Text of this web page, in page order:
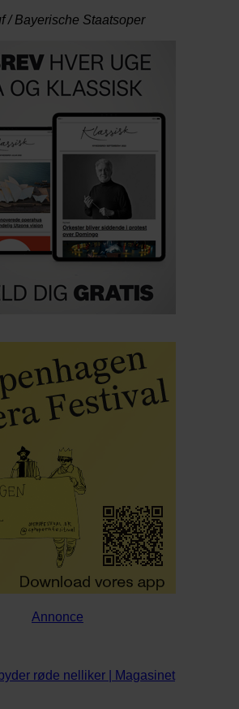
/ Bayerische Staatsoper
Annonce